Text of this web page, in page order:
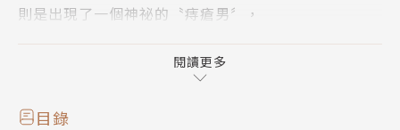
則是出現了一個神祕的〝痔瘡男〞，
在前作「空手小霸王」中相當活躍的那號人物…!!
※ 重要提醒：本書為尖端出版重新製作，與華雲數位
過去上架之內容相同，但解析度更高。故屬於不同商
閱讀更多
目錄